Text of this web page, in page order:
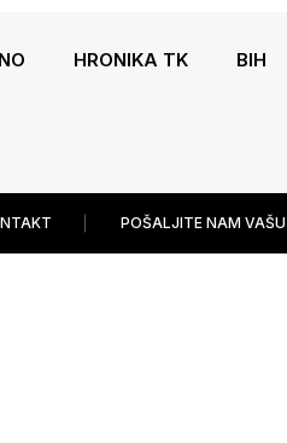
HRONIKA TK BIH
POŠALJITE NAM VAŠU